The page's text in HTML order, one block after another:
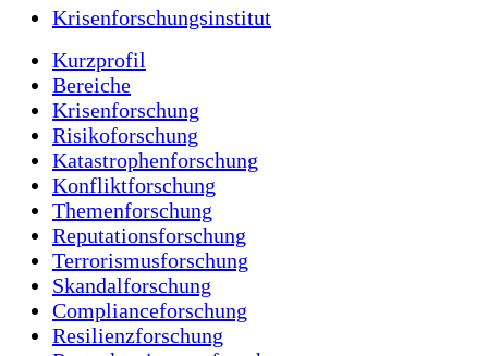
Krisenforschungsinstitut
Kurzprofil
Bereiche
Krisenforschung
Risikoforschung
Katastrophenforschung
Konfliktforschung
Themenforschung
Reputationsforschung
Terrorismusforschung
Skandalforschung
Complianceforschung
Resilienzforschung